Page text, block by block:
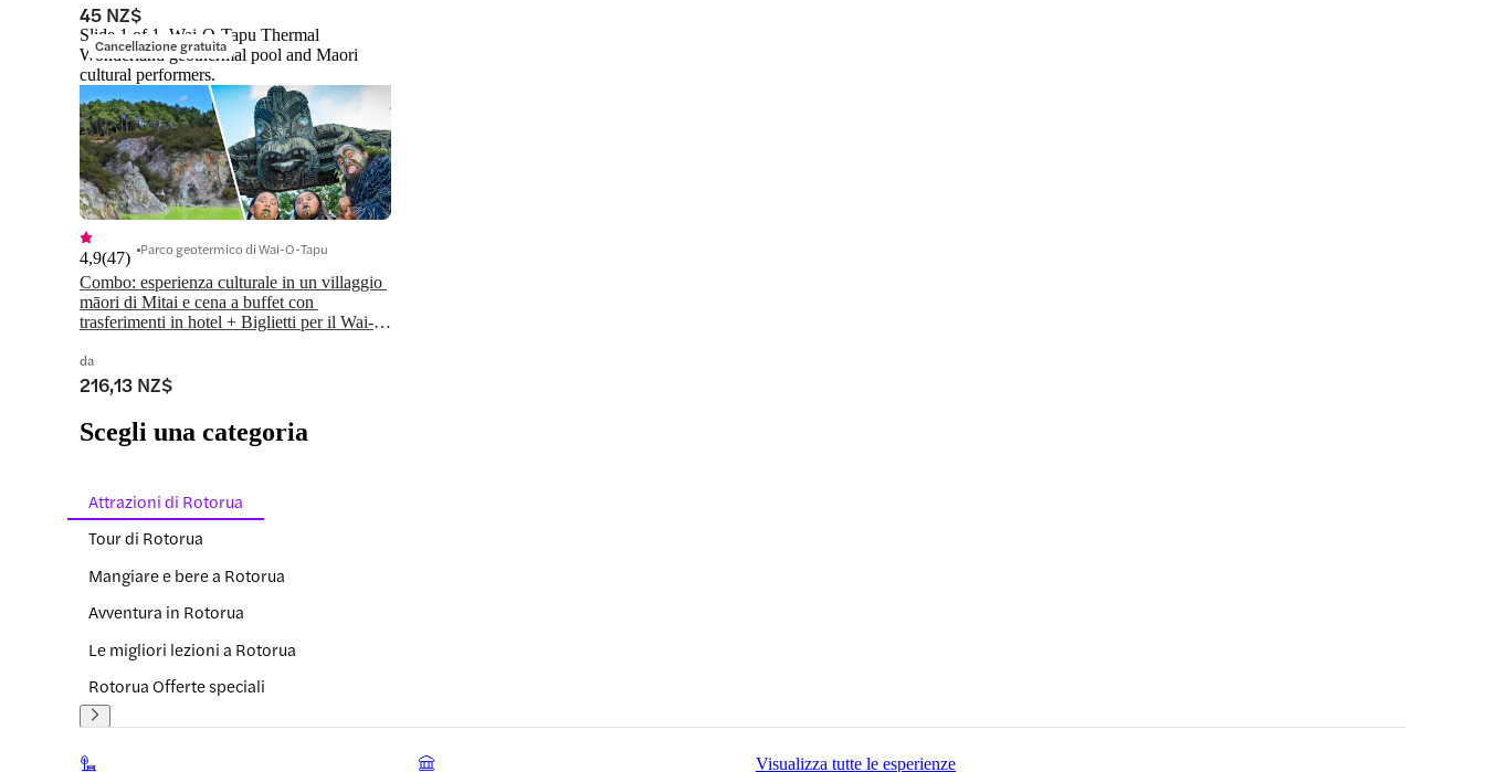
45 NZ$
Cancellazione gratuita
Slide 1 of 1, Wai-O-Tapu Thermal
Wonderland geothermal pool and Maori
cultural performers.
Combo: esperienza culturale in un villaggio
māori di Mitai e cena a buffet con
trasferimenti in hotel + Biglietti per il Wai-
4,9(47) Parco geotermico di Wai-O-Tapu
da
216,13 NZ$
Scegli una categoria
Attrazioni di Rotorua
Tour di Rotorua
Mangiare e bere a Rotorua
Avventura in Rotorua
Le migliori lezioni a Rotorua
Rotorua Offerte speciali
Visualizza tutte le esperienze